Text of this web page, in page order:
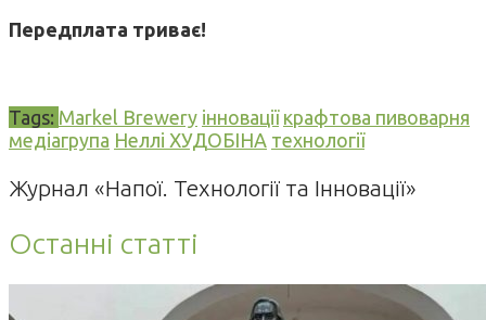
Передплата триває!
Tags: Markel Brewery інновації крафтова пивоварня
медіагрупа Неллі ХУДОБІНА технології
Журнал «Напої. Технології та Інновації»
Останні статті